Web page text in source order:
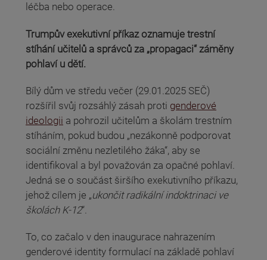
léčba nebo operace.
Trumpův exekutivní příkaz oznamuje trestní
stíhání učitelů a správců za „propagaci“ záměny
pohlaví u dětí.
Bílý dům ve středu večer (29.01.2025 SEČ)
rozšířil svůj rozsáhlý zásah proti genderové
ideologii a pohrozil učitelům a školám trestním
stíháním, pokud budou „nezákonně podporovat
sociální změnu nezletilého žáka“, aby se
identifikoval a byl považován za opačné pohlaví.
Jedná se o součást širšího exekutivního příkazu,
jehož cílem je „ukončit radikální indoktrinaci ve
školách K-12“.
To, co začalo v den inaugurace nahrazením
genderové identity formulací na základě pohlaví